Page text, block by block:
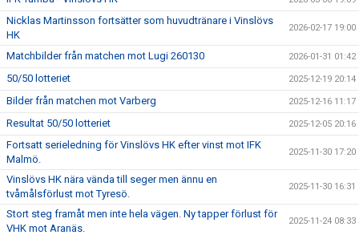
Nicklas Martinsson fortsätter som huvudtränare i Vinslövs
HK
2026-02-17 19:00
Matchbilder från matchen mot Lugi 260130 2026-01-31 01:42
50/50 lotteriet 2025-12-19 20:14
Bilder från matchen mot Varberg 2025-12-16 11:17
Resultat 50/50 lotteriet 2025-12-05 20:16
Fortsatt serieledning för Vinslövs HK efter vinst mot IFK
Malmö.
2025-11-30 17:20
Vinslövs HK nära vända till seger men ännu en
tvåmålsförlust mot Tyresö.
2025-11-30 16:31
Stort steg framåt men inte hela vägen. Ny tapper förlust för
VHK mot Aranäs.
2025-11-24 08:33